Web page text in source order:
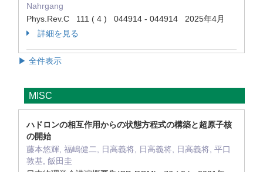
Nahrgang
Phys.Rev.C 111 ( 4 ) 044914 - 044914 2025年4月
詳細を見る
▶ 全件表示
MISC
ハドロンの相互作用からの状態方程式の構築と超原子核
の開始
藤本悠輝, 福嶋健二, 日高義将, 日高義将, 日高義将, 平口
敦基, 飯田圭